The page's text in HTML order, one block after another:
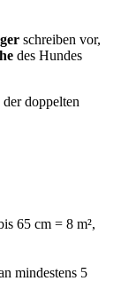
schreiben vor,
des Hundes
doppelten
mindestens 5